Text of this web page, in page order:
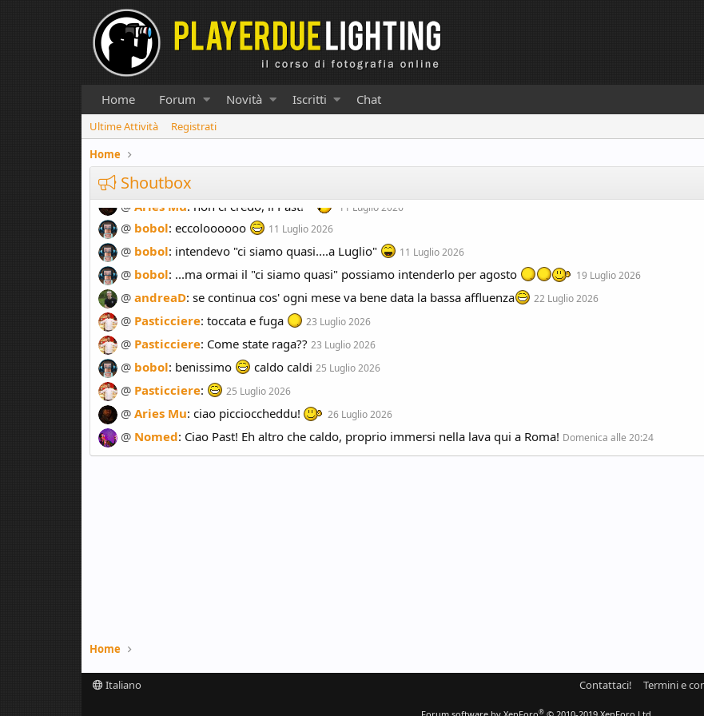
Home Forum Novità Iscritti Chat
Ultime Attività
Registrati
Home
Shoutbox
@ Pasticciere
@ Aries Mu: non ci credo, il Past! 11 Luglio 2026
@ bobol: eccoloooooo 11 Luglio 2026
@ bobol: intendevo "ci siamo quasi....a Luglio" 11 Luglio 2026
@ bobol: ...ma ormai il "ci siamo quasi" possiamo intenderlo per agosto 19 Luglio 2026
@ andreaD: se continua cos' ogni mese va bene data la bassa affluenza 22 Luglio 2026
@ Pasticciere: toccata e fuga 23 Luglio 2026
@ Pasticciere: Come state raga?? 23 Luglio 2026
@ bobol: benissimo caldo caldi 25 Luglio 2026
@ Pasticciere: 25 Luglio 2026
@ Aries Mu: ciao piccioccheddu! 26 Luglio 2026
@ Nomed: Ciao Past! Eh altro che caldo, proprio immersi nella lava qui a Roma! Domenica alle 20:24
Home
Italiano Contattaci! Termini e
®